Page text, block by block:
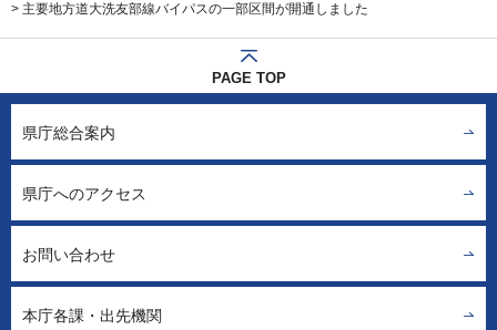
> 主要地方道大洗友部線バイパスの一部区間が開通しました
PAGE TOP
県庁総合案内
県庁へのアクセス
お問い合わせ
本庁各課・出先機関